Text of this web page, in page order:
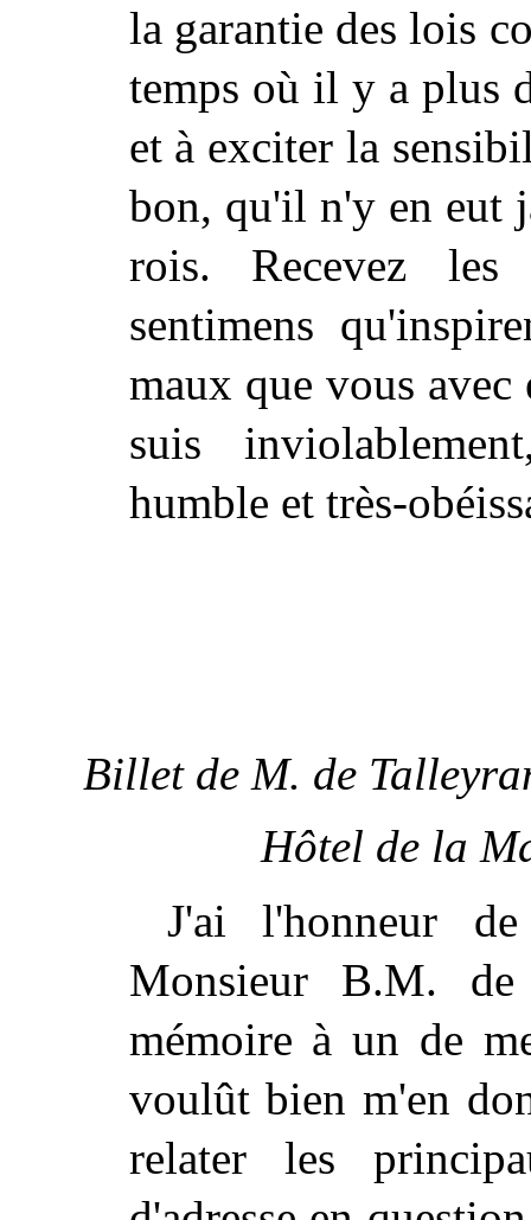
la garantie des lois
temps où il y a plus
et à exciter la
bon, qu'il n'y en eut
rois. Recevez les
sentimens
maux que vous avec
suis
humble et très-
Billetde M. de
Hôtel de la
J'ai l'honneur
Monsieur B.M.
mémoire à un de
voulût bien m'en
relater les